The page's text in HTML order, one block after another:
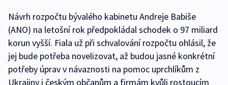
Návrh rozpočtu bývalého kabinetu Andreje Babiše
(ANO) na letošní rok předpokládal schodek o 97 miliard
korun vyšší. Fiala už při schvalování rozpočtu ohlásil, že
jej bude potřeba novelizovat, až budou jasné konkrétní
potřeby úprav v návaznosti na pomoc uprchlíkům z
Ukrajiny i českým občanům a firmám kvůli rostoucím